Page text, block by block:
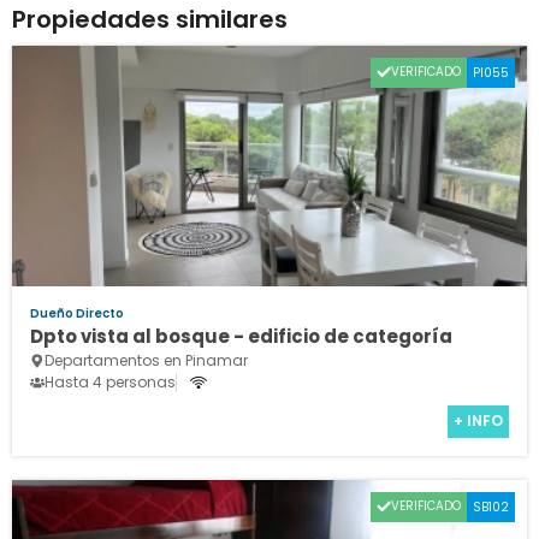
Propiedades similares
VERIFICADO PI055
Dueño Directo
Dpto vista al bosque - edificio de categoría
Departamentos en Pinamar
Hasta 4 personas
+ INFO
VERIFICADO SB102